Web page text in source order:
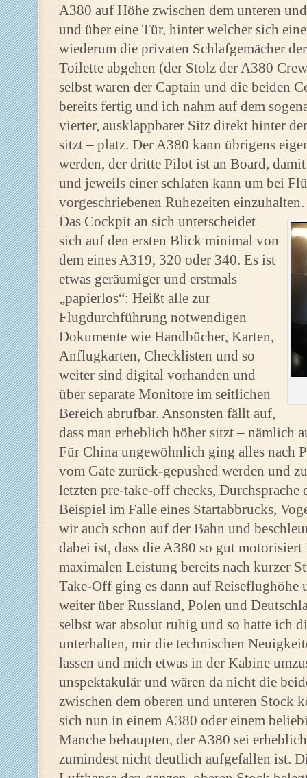
A380 auf Höhe zwischen dem unteren
und über eine Tür, hinter welcher sich
wiederum die privaten Schlafgemächer
Toilette abgehen (der Stolz der A380
selbst waren der Captain und die beiden
bereits fertig und ich nahm auf dem
vierter, ausklappbarer Sitz direkt hinter
sitzt – platz. Der A380 kann übrigens
werden, der dritte Pilot ist an Board,
und jeweils einer schlafen kann um bei
vorgeschriebenen Ruhezeiten einzuhalten.
Das Cockpit an sich unterscheidet
sich auf den ersten Blick minimal von
dem eines A319, 320 oder 340. Es ist
etwas geräumiger und erstmals
„papierlos“: Heißt alle zur
Flugdurchführung notwendigen
Dokumente wie Handbücher, Karten,
Anflugkarten, Checklisten und so
weiter sind digital vorhanden und
über separate Monitore im seitlichen
Bereich abrufbar. Ansonsten fällt auf,
dass man erheblich höher sitzt – nämlich
Für China ungewöhnlich ging alles nach
vom Gate zurück-gepushed werden und
letzten pre-take-off checks, Durchsprache
Beispiel im Falle eines Startabbrucks,
wir auch schon auf der Bahn und
dabei ist, dass die A380 so gut
maximalen Leistung bereits nach kurzer
Take-Off ging es dann auf
weiter über Russland, Polen und
selbst war absolut ruhig und so hatte ich
unterhalten, mir die technischen
lassen und mich etwas in der Kabine
unspektakulär und wären da nicht die
zwischen dem oberen und unteren Stock
sich nun in einem A380 oder einem
Manche behaupten, der A380 sei
zumindest nicht deutlich aufgefallen ist.